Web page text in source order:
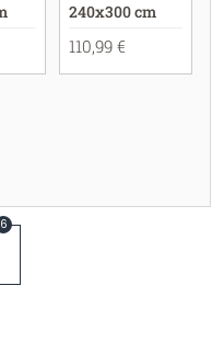
240x300 cm
110,99 €
6